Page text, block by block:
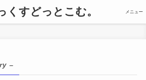
くすどっとこむ。 メニュー
–